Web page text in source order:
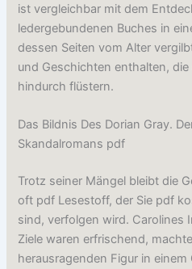
ist vergleichbar mit dem
ledergebundenen Buches in
dessen Seiten vom Alter
und Geschichten enthalten,
hindurch flüstern.
Das Bildnis Des Dorian Gray.
Skandalromans pdf
Trotz seiner Mängel bleibt die
oft pdf Lesestoff, der Sie pdf
sind, verfolgen wird. Carolines
Ziele waren erfrischend,
herausragenden Figur in